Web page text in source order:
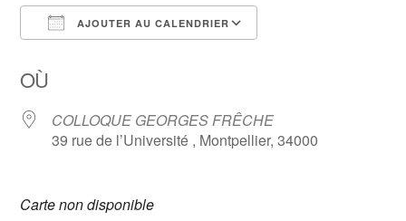
AJOUTER AU CALENDRIER
OÙ
COLLOQUE GEORGES FRÊCHE
39 rue de l’Université , Montpellier, 34000
Carte non disponible